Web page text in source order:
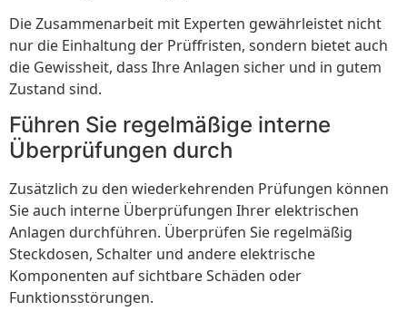
Die Zusammenarbeit mit Experten gewährleistet nicht
nur die Einhaltung der Prüffristen, sondern bietet auch
die Gewissheit, dass Ihre Anlagen sicher und in gutem
Zustand sind.
Führen Sie regelmäßige interne
Überprüfungen durch
Zusätzlich zu den wiederkehrenden Prüfungen können
Sie auch interne Überprüfungen Ihrer elektrischen
Anlagen durchführen. Überprüfen Sie regelmäßig
Steckdosen, Schalter und andere elektrische
Komponenten auf sichtbare Schäden oder
Funktionsstörungen.